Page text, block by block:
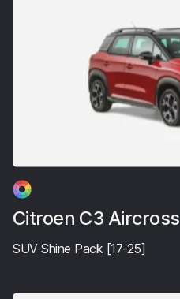
Citroen C3 Aircross
SUV Shine Pack [17-25]